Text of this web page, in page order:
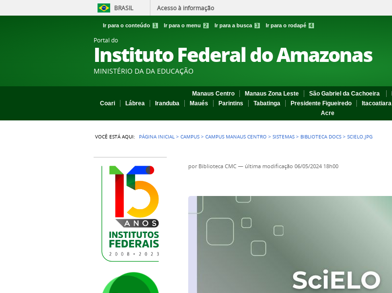
BRASIL Acesso à informação
Ir para o conteúdo 1 Ir para o menu 2 Ir para a busca 3 Ir para o rodapé 4
Portal do
Instituto Federal do Amazonas
MINISTÉRIO DA DA EDUCAÇÃO
Manaus Centro Manaus Zona Leste São Gabriel da Cachoeira
Coari
Lábrea Iranduba Maués Parintins Tabatinga Presidente Figueiredo Itacoatiara
Acre
VOCÊ ESTÁ AQUI: PÁGINA INICIAL >CAMPUS >CAMPUS MANAUS CENTRO >SISTEMAS > BIBLIOTECA DOCS >SCIELO.JPG
por Biblioteca CMC — última modificação 06/05/2024 18h00